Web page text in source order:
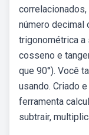
número decimal
trigonométrica a
cosseno e
que 90°). Você
usando. Criado
ferramenta
subtrair,